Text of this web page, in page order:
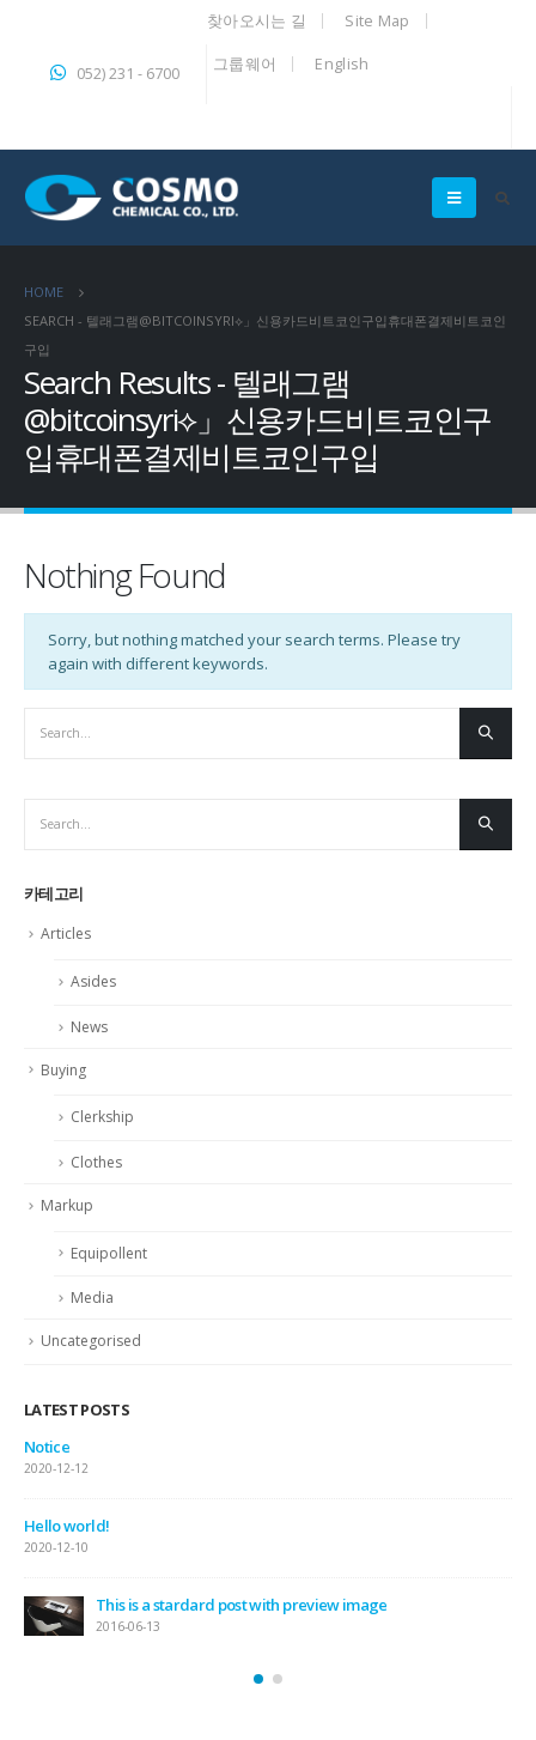
052) 231 - 6700
찾아오시는 길 Site Map
그룹웨어 English
HOME
SEARCH - 텔래그램@BITCOINSYRI⟡」신용카드비트코인구입휴대폰결제비트코인
구입
Search Results - 텔래그램
@bitcoinsyri⟡」신용카드비트코인구
입휴대폰결제비트코인구입
Nothing Found
Sorry, but nothing matched your search terms. Please try
again with different keywords.
카테고리
Articles
Asides
News
Buying
Clerkship
Clothes
Markup
Equipollent
Media
Uncategorised
LATEST POSTS
Notice
2020-12-12
Hello world!
2020-12-10
This is a stardard post with preview image
2016-06-13